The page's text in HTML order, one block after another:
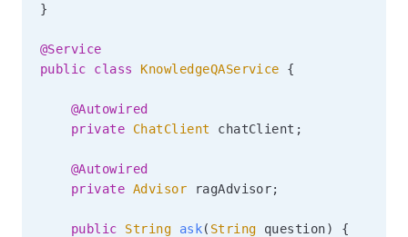
}
@Service
public
class KnowledgeQAService {
@Autowired
private
ChatClient chatClient ;
@Autowired
private Advisor ragAdvisor;
public String ask( String question)
{